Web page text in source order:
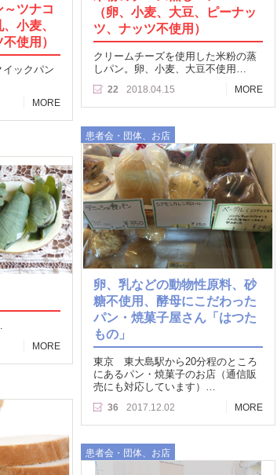
（卵、小麦、大豆、ピーナッ
ツ、ナッツ不使用）
クリームチーズを使用した米粉の蒸
しパン。卵、小麦、大豆不使用…
22 2018.04.15 MORE
ツナコ
小麦、
使用）
ックパン
MORE
患者会・団体、お店
卵、乳などの動物性原料、砂
糖不使用、酵母にこだわった
パン・焼菓子屋さん「はつた
もの」
東京 東大島駅から20分程のところ
にあるパン・焼菓子のお店（通信販
売にも対応しています）…
36 2017.12.02 MORE
MORE
患者会・団体、お店